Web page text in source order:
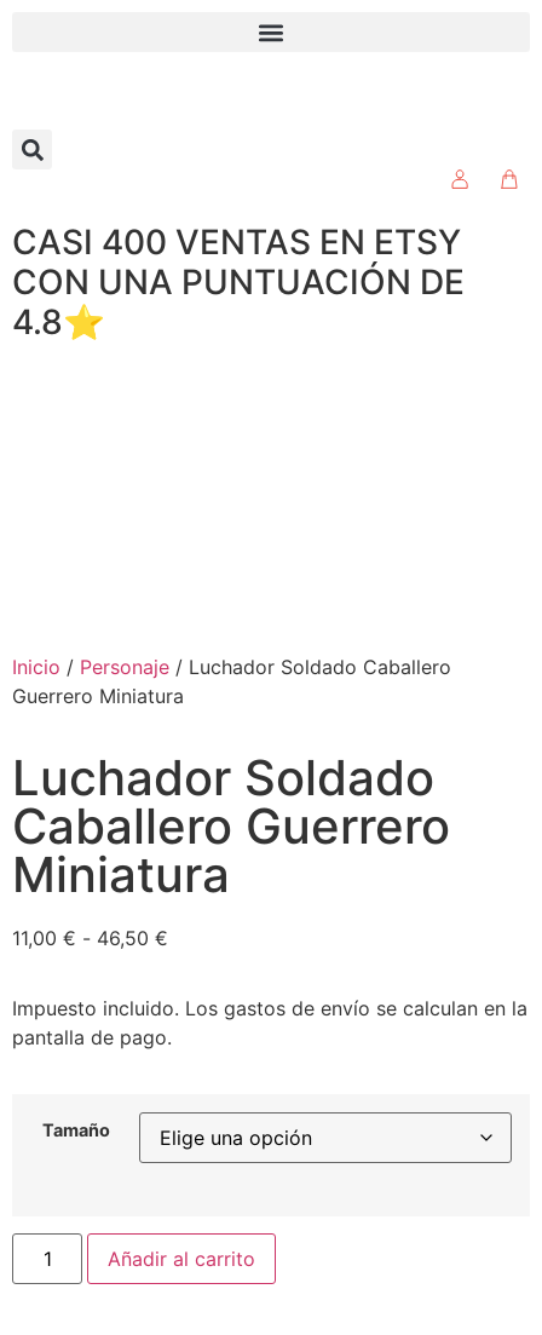
CASI 400 VENTAS EN ETSY
CON UNA PUNTUACIÓN DE
4.8⭐
Inicio / Personaje / Luchador Soldado Caballero
Guerrero Miniatura
Luchador Soldado
Caballero Guerrero
Miniatura
11,00 € - 46,50 €
Impuesto incluido. Los gastos de envío se calculan en la
pantalla de pago.
Tamaño
Añadir al carrito